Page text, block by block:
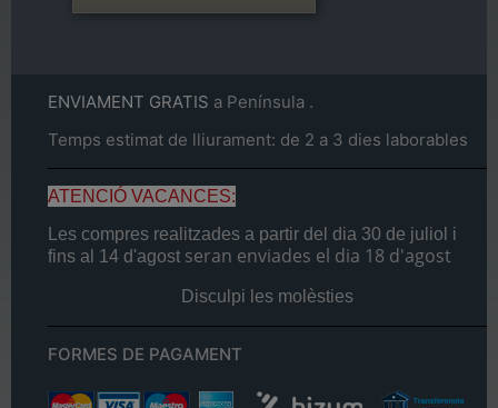
ENVIAMENT GRATIS a Península .
Temps estimat de lliurament: de 2 a 3 dies laborables
ATENCIÓ VACANCES:
Les compres realitzades a partir del dia 30 de juliol i
fins al 14 d'agost seran enviades el dia 18 d'agost
Disculpi les molèsties
FORMES DE PAGAMENT